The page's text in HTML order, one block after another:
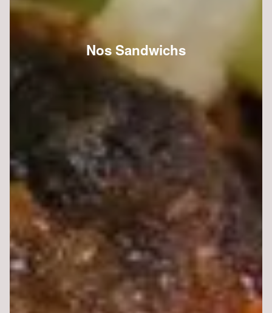
Nos Sandwichs